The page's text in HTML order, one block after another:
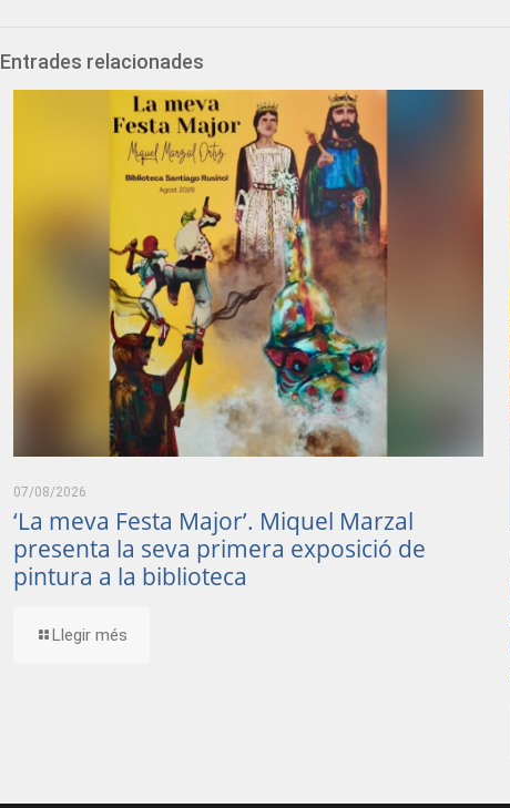
Entrades relacionades
07/08/2026
‘La meva Festa Major’. Miquel Marzal
presenta la seva primera exposició de
pintura a la biblioteca
Llegir més